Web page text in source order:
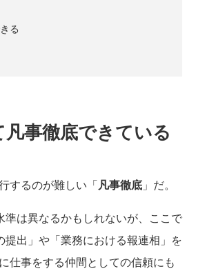
る
事徹底できている
するのが難しい「凡事徹底 」だ。
は異なるかもしれないが、ここで
提出」や「業務における報連相」を
仕事をする仲間としての信頼にも